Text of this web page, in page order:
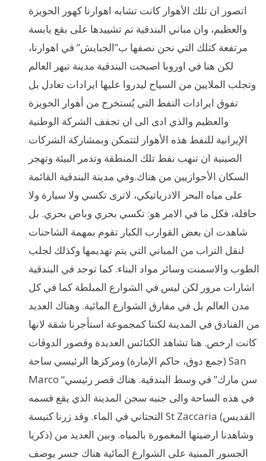
اتصور ان تلك الأهوار كانت تشابه اهوارنا كهور الحويزة
والعظيم، وان مباني البندقية تم تشييدها على بقع يابسة
مرتفعة كتلك التي نحن نصفها ب”الجبايش” في اهوارنا،
لكن هنا في اوروبا اصبحت البندقية مدينة تبهر العالم
وتجلب الملايين من السياح ليدروا عليها ايرادات تعادل بل
تفوق ايرادات النفط التي يُستخرج من أهوار الحويزة
والعظيم والذي ادى الى ان تجفف الشركة الوطنية
الإيرانية للنفط هذه الأهوار لتتمكن وبمشاركة الشركات
الصينية ان تنهب نفط تلك المنطقة وتدمر البيئة وتهجر
السكان الأحوازيين من هناك.وفي مدينة البندقية القائمة
على مياه البحر الادرياتيكي، لاترى تكسي ولا سيارة ولا
حافلة، فكل ما في الامر هو: تكسي بحري وباص بحري. بل
شاهدت ان بعض القوارب الكبار تقوم بمهمة الشاحنات
لنقل التراب من المباني التي يتم تهديمها وكذلك لجلب
الطوب والاسمنت وسائر مواد البناء. كما توجد في البندقية
اشارات مرور لكن ليس في الشوارع المبلطة كما في كل
مدن العالم بل في مفارق الشوارع المائية. وهناك العديد
من الفنادق في المدينة لكننا كمجموعة استأجرنا شقة لانها
كانت ارخص. هنا تشاهد الكنائس العديدة وقصور الدوقات
(جمع دوق، حاكم الإمارة) ومركزها الرئيسي ساحة San
Marco “سن مارك” في وسط البندقية. هناك قصر رئيسي
في هذه الساحة والى جنبه سجن المدينة الذي يقع قسمه
التحتاني في الماء. وقد زرنا كنيسة St Zaccaria (القديس
ذكريا) وشاهدنا ارضيتها المغمورة بالمياه. وبين العديد من
الجسور المبنية على الشوارع المائية هناك جسر يوصف